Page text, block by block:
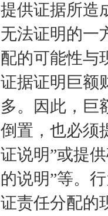
提供证据所造
无法证明的一
配的可能性与
证据证明巨额
多。因此，巨
倒置，也必须
证说明”或提
的说明”等。
证责任分配的